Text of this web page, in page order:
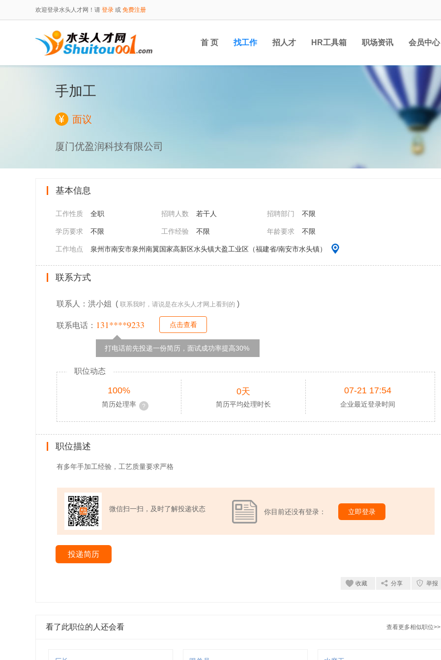
欢迎登录水头人才网！请 登录 或 免费注册
首 页 找工作 招人才 HR工具箱 职场资讯 会员中心
手加工
面议
厦门优盈润科技有限公司
基本信息
工作性质 全职 招聘人数 若干人 招聘部门 不限
学历要求 不限 工作经验 不限 年龄要求 不限
工作地点 泉州市南安市泉州南翼国家高新区水头镇大盈工业区（福建省/南安市水头镇）
联系方式
联系人：洪小姐 ( 联系我时，请说是在水头人才网上看到的 )
联系电话： 131****9233 点击查看
打电话前先投递一份简历，面试成功率提高30%
职位动态
100%
简历处理率
0天
简历平均处理时长
07-21 17:54
企业最近登录时间
职位描述
有多年手加工经验，工艺质量要求严格
微信扫一扫，及时了解投递状态 你目前还没有登录： 立即登录
投递简历
收藏 分享 举报
看了此职位的人还会看 查看更多相似职位>>